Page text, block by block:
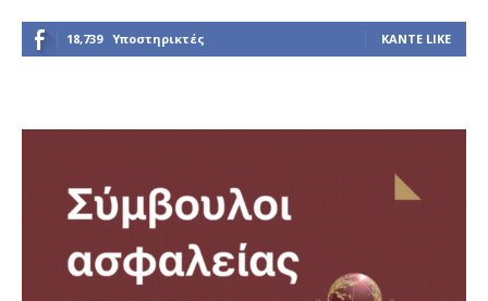
18,739 Υποστηρικτές ΚΆΝΤΕ LIKE